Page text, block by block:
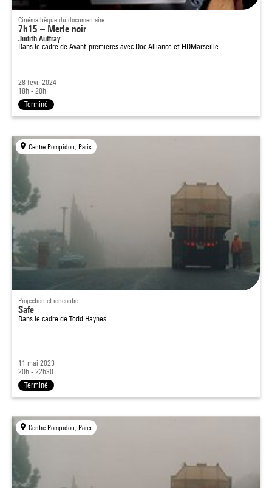
Cinémathèque du documentaire
7h15 – Merle noir
Judith Auffray
Dans le cadre de Avant-premières avec Doc Alliance et FIDMarseille
28 févr. 2024
18h - 20h
Terminé
Centre Pompidou, Paris
Projection et rencontre
Safe
Dans le cadre de Todd Haynes
11 mai 2023
20h - 22h30
Terminé
Centre Pompidou, Paris